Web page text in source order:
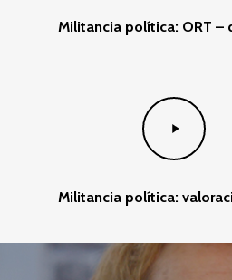
Militancia política: ORT –
Play
Video
Militancia política: